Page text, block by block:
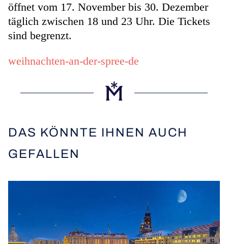
öffnet vom 17. November bis 30. Dezember
täglich zwischen 18 und 23 Uhr. Die Tickets
sind begrenzt.
weihnachten-an-der-spree-de
DAS KÖNNTE IHNEN AUCH
GEFALLEN